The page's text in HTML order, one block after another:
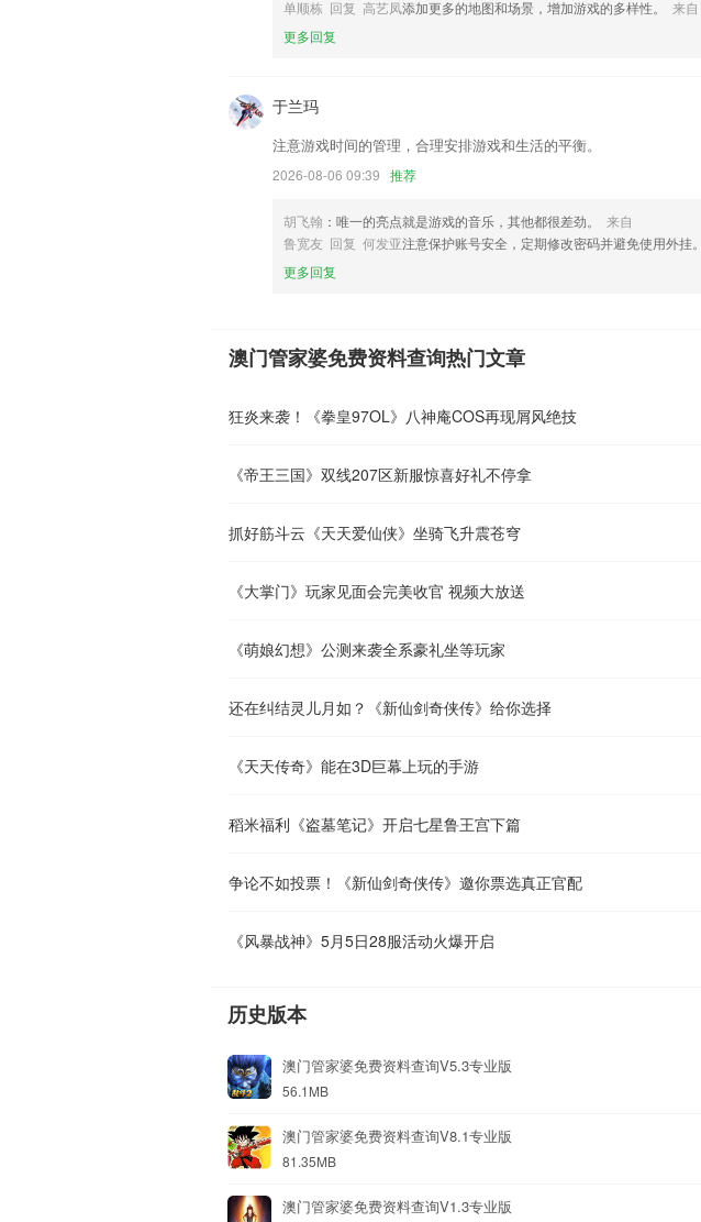
单顺栋 回复 高艺凤添加更多的地图和场景，增加游戏的多样性。
来自
更多回复
于兰玛
注意游戏时间的管理，合理安排游戏和生活的平衡。
2026-08-06 09:39 推荐
胡飞翰 ：唯一的亮点就是游戏的音乐，其他都很差劲。
来自
鲁宽友 回复 何发亚注意保护账号安全，定期修改密码并避免使用外挂。
更多回复
澳门管家婆免费资料查询热门文章
狂炎来袭！《拳皇97OL》八神庵COS再现屑风绝技
《帝王三国》双线207区新服惊喜好礼不停拿
抓好筋斗云《天天爱仙侠》坐骑飞升震苍穹
《大掌门》玩家见面会完美收官 视频大放送
《萌娘幻想》公测来袭全系豪礼坐等玩家
还在纠结灵儿月如？《新仙剑奇侠传》给你选择
《天天传奇》能在3D巨幕上玩的手游
稻米福利《盗墓笔记》开启七星鲁王宫下篇
争论不如投票！《新仙剑奇侠传》邀你票选真正官配
《风暴战神》5月5日28服活动火爆开启
历史版本
澳门管家婆免费资料查询V5.3专业版
56.1MB
澳门管家婆免费资料查询V8.1专业版
81.35MB
澳门管家婆免费资料查询V1.3专业版